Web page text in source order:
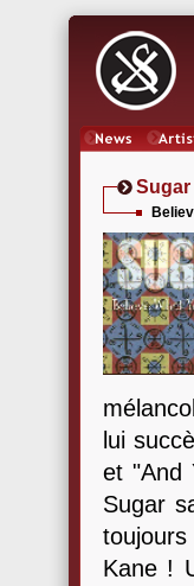
Sugar
lui
et "And
Sugar
toujours
Kane !